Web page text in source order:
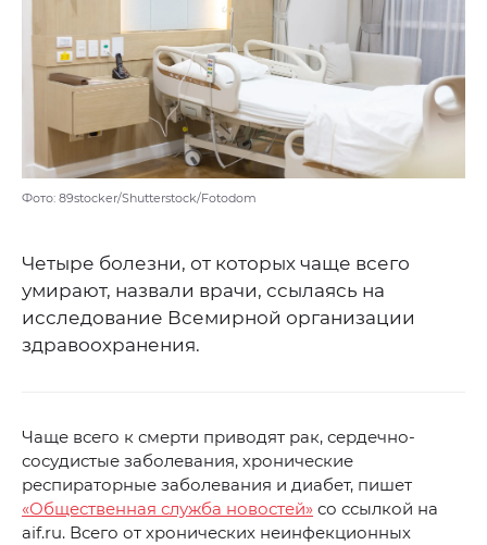
Фото: 89stocker/Shutterstock/Fotodom
Четыре болезни, от которых чаще всего
умирают, назвали врачи, ссылаясь на
исследование Всемирной организации
здравоохранения.
Чаще всего к смерти приводят рак, сердечно-
сосудистые заболевания, хронические
респираторные заболевания и диабет, пишет
«Общественная служба новостей» со ссылкой на
aif.ru. Всего от хронических неинфекционных